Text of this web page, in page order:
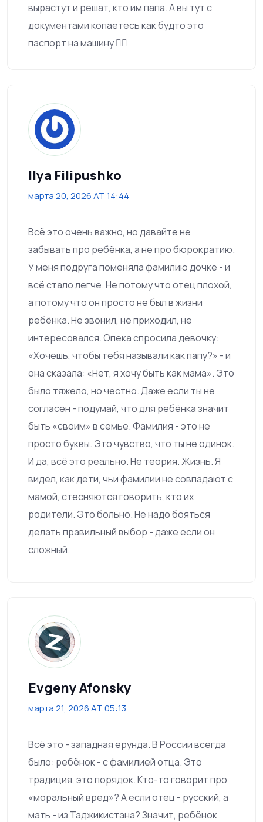
вырастут и решат, кто им папа. А вы тут с
документами копаетесь как будто это
паспорт на машину 🤦‍♀️
Ilya Filipushko
марта 20, 2026 AT 14:44
Всё это очень важно, но давайте не
забывать про ребёнка, а не про бюрократию.
У меня подруга поменяла фамилию дочке - и
всё стало легче. Не потому что отец плохой,
а потому что он просто не был в жизни
ребёнка. Не звонил, не приходил, не
интересовался. Опека спросила девочку:
«Хочешь, чтобы тебя называли как папу?» - и
она сказала: «Нет, я хочу быть как мама». Это
было тяжело, но честно. Даже если ты не
согласен - подумай, что для ребёнка значит
быть «своим» в семье. Фамилия - это не
просто буквы. Это чувство, что ты не одинок.
И да, всё это реально. Не теория. Жизнь. Я
видел, как дети, чьи фамилии не совпадают с
мамой, стесняются говорить, кто их
родители. Это больно. Не надо бояться
делать правильный выбор - даже если он
сложный.
Evgeny Afonsky
марта 21, 2026 AT 05:13
Всё это - западная ерунда. В России всегда
было: ребёнок - с фамилией отца. Это
традиция, это порядок. Кто-то говорит про
«моральный вред»? А если отец - русский, а
мать - из Таджикистана? Значит, ребёнок